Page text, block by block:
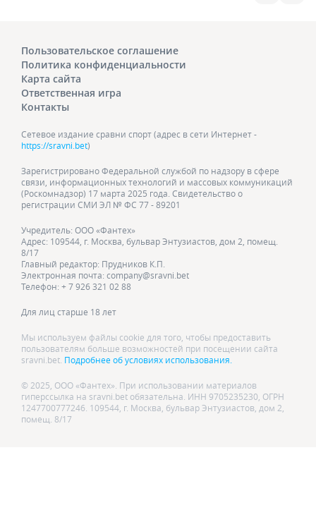
Пользовательское соглашение
Политика конфиденциальности
Карта сайта
Ответственная игра
Контакты
Сетевое издание сравни спорт (адрес в сети Интернет -
https://sravni.bet)
Зарегистрировано Федеральной службой по надзору в сфере
связи, информационных технологий и массовых коммуникаций
(Роскомнадзор) 17 марта 2025 года. Свидетельство о
регистрации СМИ ЭЛ № ФС 77 - 89201
Учредитель: ООО «Фантех»
Адрес: 109544, г. Москва, бульвар Энтузиастов, дом 2, помещ.
8/17
Главный редактор: Прудников К.П.
Электронная почта: company@sravni.bet
Телефон: + 7 926 321 02 88
Для лиц старше 18 лет
Мы используем файлы cookie для того, чтобы предоставить
пользователям больше возможностей при посещении сайта
sravni.bet. Подробнее об условиях использования.
© 2025, ООО «Фантех». При использовании материалов
гиперссылка на sravni.bet обязательна. ИНН 9705235230, ОГРН
1247700777246. 109544, г. Москва, бульвар Энтузиастов, дом 2,
помещ. 8/17